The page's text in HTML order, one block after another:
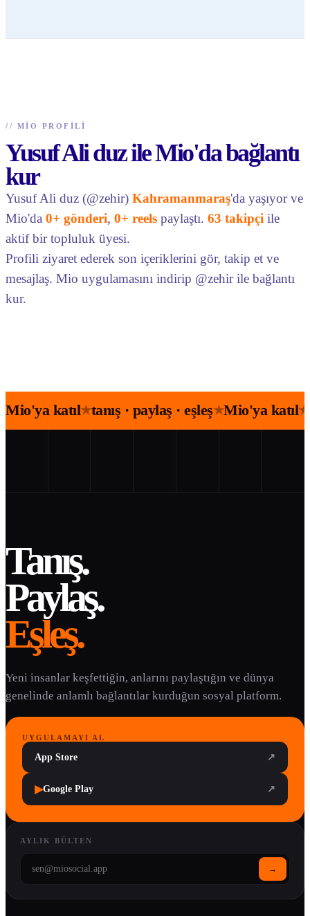
// MIO PROFILI
Yusuf Ali duz ile Mio'da bağlantı
kur
Yusuf Ali duz (@zehir) Kahramanmaraş'da yaşıyor ve
Mio'da 0+ gönderi, 0+ reels paylaştı. 63 takipçi ile
aktif bir topluluk üyesi.
Profili ziyaret ederek son içeriklerini gör, takip et ve
mesajlaş. Mio uygulamasını indirip @zehir ile bağlantı
kur.
Mio'ya katıl★tanış · paylaş · eşleş★Mio'ya katıl★
Tanış.
Paylaş.
Eşleş.
Yeni insanlar keşfettiğin, anlarını paylaştığın ve dünya
genelinde anlamlı bağlantılar kurduğun sosyal platform.
UYGULAMAYI AL
App Store ↗
▶Google Play ↗
AYLIK BÜLTEN
→